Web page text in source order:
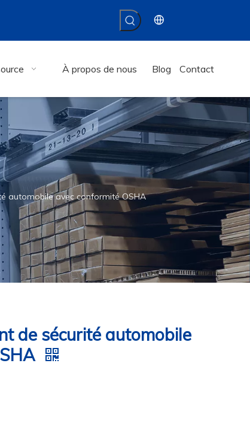
À propos de nous Blog Contact
automobile avec conformité OSHA
de sécurité automobile